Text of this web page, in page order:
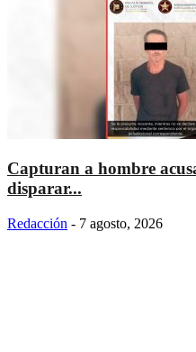
Capturan a hombre
disparar...
Redacción - 7 agosto, 2026